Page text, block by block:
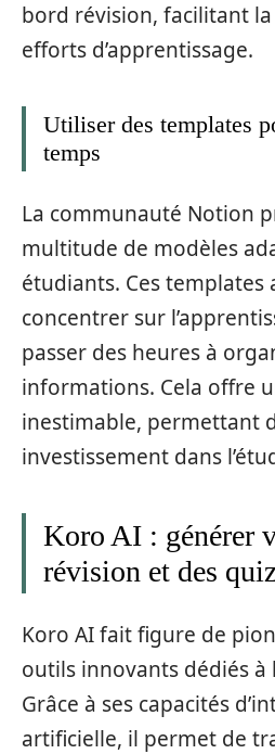
bord révision, facilitant
efforts d’apprentissage.
Utiliser des templates
temps
La communauté Notion
multitude de modèles
étudiants. Ces templates
concentrer sur
passer des heures à
informations. Cela offre
inestimable, permettant
investissement dans
Koro AI : générer
révision et des
Koro AI fait figure de
outils innovants dédiés à
Grâce à ses capacités
artificielle, il permet de